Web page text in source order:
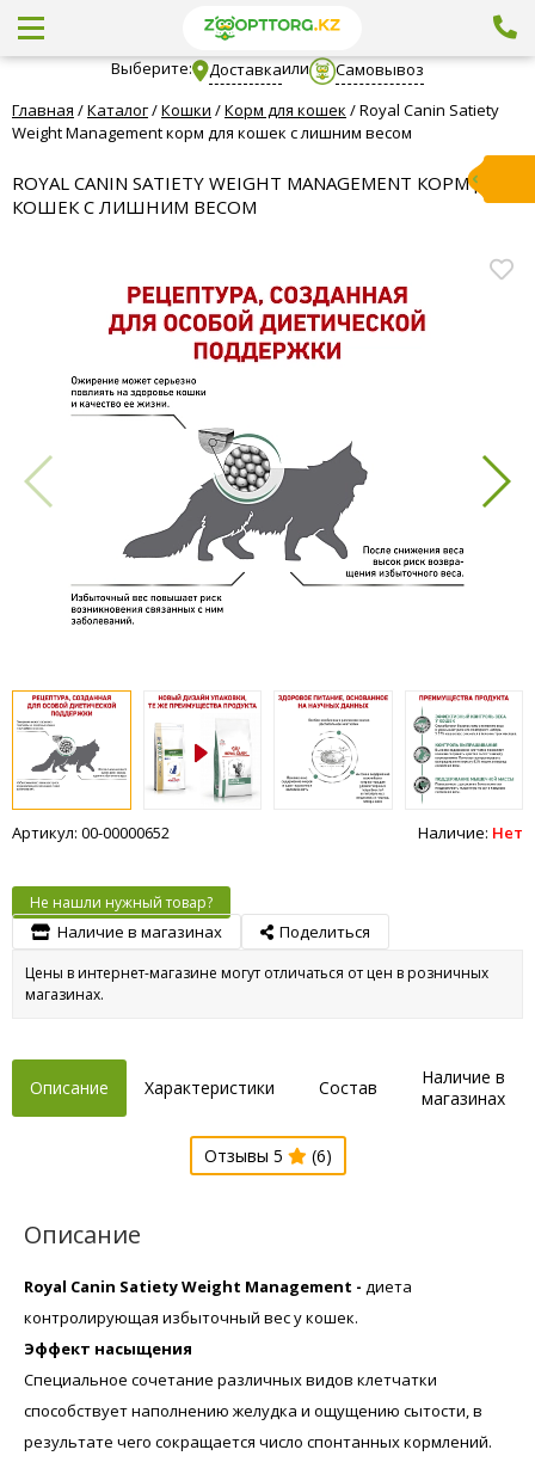
Выберите: Доставкаили
Самовывоз
Главная /Каталог/Кошки /Корм для кошек /Royal Canin Satiety
Weight Management корм для кошек с лишним весом
ROYAL CANIN SATIETY WEIGHT MANAGEMENT КОРМ ДЛЯ
КОШЕК С ЛИШНИМ ВЕСОМ
Артикул: 00-00000652 Наличие: Нет
Не нашли нужный товар?
Наличие в магазинах Поделиться
Цены в интернет-магазине могут отличаться от цен в розничных
магазинах.
Описание Характеристики Состав
Наличие в
магазинах
Отзывы 5 (6)
Описание
Royal Canin Satiety Weight Management - диета
контролирующая избыточный вес у кошек.
Эффект насыщения
Специальное сочетание различных видов клетчатки
способствует наполнению желудка и ощущению сытости, в
результате чего сокращается число спонтанных кормлений.